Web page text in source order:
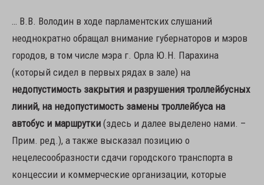
… В.В. Володин в ходе парламентских слушаний
неоднократно обращал внимание губернаторов и мэров
городов, в том числе мэра г. Орла Ю.Н. Парахина
(который сидел в первых рядах в зале) на
недопустимость закрытия и разрушения троллейбусных
линий, на недопустимость замены троллейбуса на
автобус и маршрутки (здесь и далее выделено нами. –
Прим. ред.), а также высказал позицию о
нецелесообразности сдачи городского транспорта в
концессии и коммерческие организации, которые